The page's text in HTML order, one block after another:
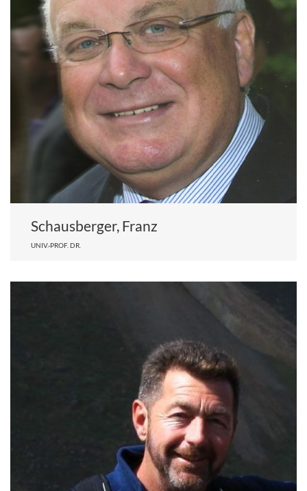
Schausberger, Franz
UNIV.-PROF. DR.